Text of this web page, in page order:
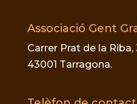
Associació Gent
Carrer Prat de la Riba,
43001 Tarragona.